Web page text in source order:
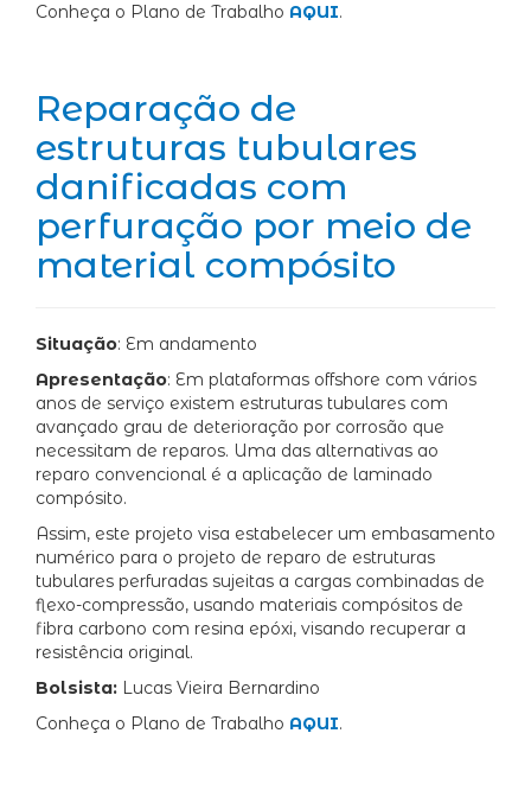
Conheça o Plano de Trabalho AQUI.
Reparação de
estruturas tubulares
danificadas com
perfuração por meio de
material compósito
Situação: Em andamento
Apresentação: Em plataformas offshore com vários
anos de serviço existem estruturas tubulares com
avançado grau de deterioração por corrosão que
necessitam de reparos. Uma das alternativas ao
reparo convencional é a aplicação de laminado
compósito.
Assim, este projeto visa estabelecer um embasamento
numérico para o projeto de reparo de estruturas
tubulares perfuradas sujeitas a cargas combinadas de
flexo-compressão, usando materiais compósitos de
fibra carbono com resina epóxi, visando recuperar a
resistência original.
Bolsista: Lucas Vieira Bernardino
Conheça o Plano de Trabalho AQUI.